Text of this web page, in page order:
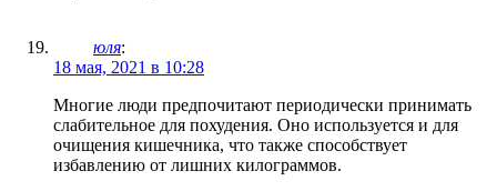
юля:
18 мая, 2021 в 10:28
Многие люди предпочитают периодически принимать
слабительное для похудения. Оно используется и для
очищения кишечника, что также способствует
избавлению от лишних килограммов.